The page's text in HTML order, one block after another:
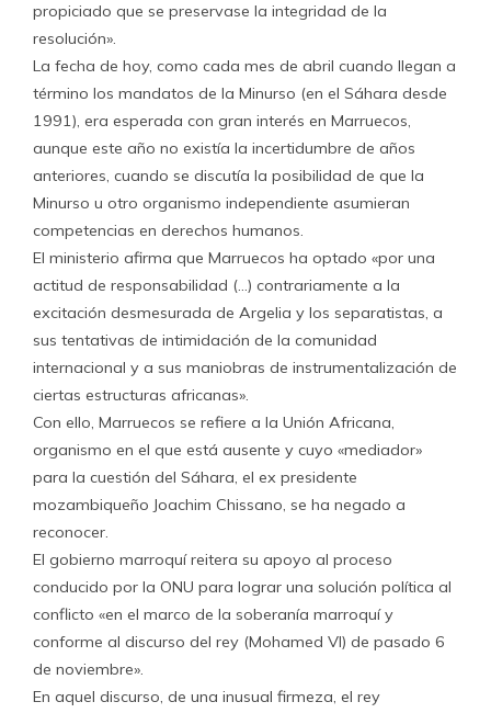
propiciado que se preservase la integridad de la
resolución».
La fecha de hoy, como cada mes de abril cuando llegan a
término los mandatos de la Minurso (en el Sáhara desde
1991), era esperada con gran interés en Marruecos,
aunque este año no existía la incertidumbre de años
anteriores, cuando se discutía la posibilidad de que la
Minurso u otro organismo independiente asumieran
competencias en derechos humanos.
El ministerio afirma que Marruecos ha optado «por una
actitud de responsabilidad (…) contrariamente a la
excitación desmesurada de Argelia y los separatistas, a
sus tentativas de intimidación de la comunidad
internacional y a sus maniobras de instrumentalización de
ciertas estructuras africanas».
Con ello, Marruecos se refiere a la Unión Africana,
organismo en el que está ausente y cuyo «mediador»
para la cuestión del Sáhara, el ex presidente
mozambiqueño Joachim Chissano, se ha negado a
reconocer.
El gobierno marroquí reitera su apoyo al proceso
conducido por la ONU para lograr una solución política al
conflicto «en el marco de la soberanía marroquí y
conforme al discurso del rey (Mohamed VI) de pasado 6
de noviembre».
En aquel discurso, de una inusual firmeza, el rey